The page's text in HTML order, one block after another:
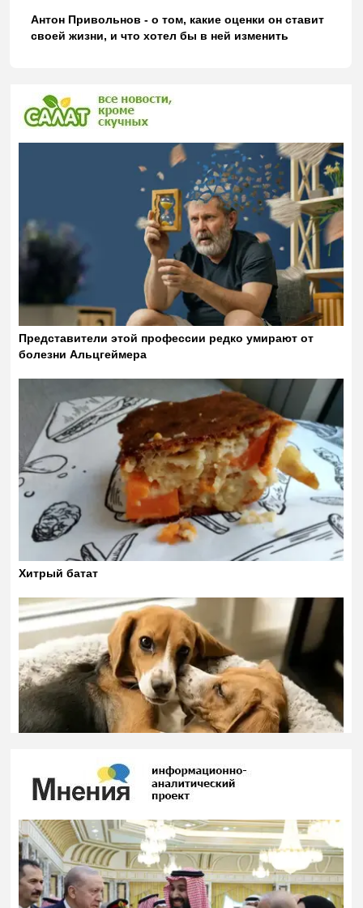
Антон Привольнов - о том, какие оценки он ставит
своей жизни, и что хотел бы в ней изменить